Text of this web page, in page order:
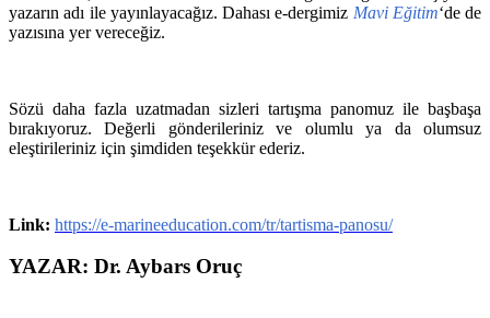
yazarın adı ile yayınlayacağız. Dahası e-dergimiz Mavi Eğitim‘de de
yazısına yer vereceğiz.
Sözü daha fazla uzatmadan sizleri tartışma panomuz ile başbaşa
bırakıyoruz. Değerli gönderileriniz ve olumlu ya da olumsuz
eleştirileriniz için şimdiden teşekkür ederiz.
Link: https://e-marineeducation.com/tr/tartisma-panosu/
YAZAR: Dr. Aybars Oruç